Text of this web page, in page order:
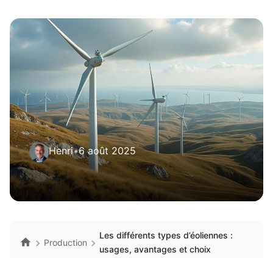
Henri•6 août 2025
Production
Les différents types d’éoliennes :
usages, avantages et choix